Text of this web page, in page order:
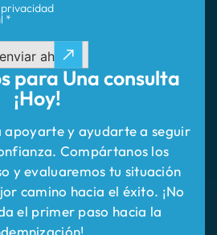
para Una consulta
¡Hoy!
apoyarte y ayudarte a seguir
Compártanos los
y evaluaremos tu situación
camino hacia el éxito. ¡No
el primer paso hacia la
*
enviar ahora